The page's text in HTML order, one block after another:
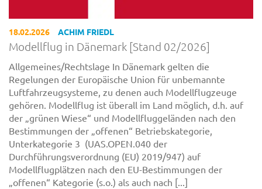
18.02.2026 ACHIM FRIEDL
Modellflug in Dänemark [Stand 02/2026]
Allgemeines/Rechtslage In Dänemark gelten die
Regelungen der Europäische Union für unbemannte
Luftfahrzeugsysteme, zu denen auch Modellflugzeuge
gehören. Modellflug ist überall im Land möglich, d.h. auf
der „grünen Wiese“ und Modellfluggeländen nach den
Bestimmungen der „offenen“ Betriebskategorie,
Unterkategorie 3 (UAS.OPEN.040 der
Durchführungsverordnung (EU) 2019/947) auf
Modellflugplätzen nach den EU-Bestimmungen der
„offenen“ Kategorie (s.o.) als auch nach [...]